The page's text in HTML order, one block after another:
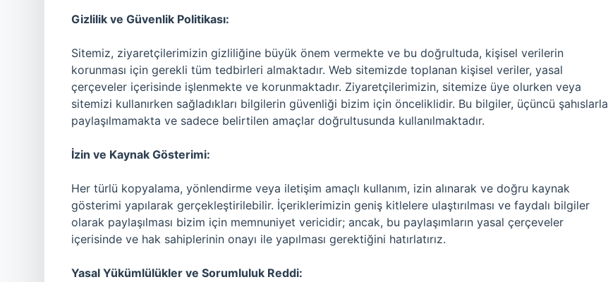
Gizlilik ve Güvenlik Politikası:
Sitemiz, ziyaretçilerimizin gizliliğine büyük önem vermekte ve bu doğrultuda, kişisel verilerin
korunması için gerekli tüm tedbirleri almaktadır. Web sitemizde toplanan kişisel veriler, yasal
çerçeveler içerisinde işlenmekte ve korunmaktadır. Ziyaretçilerimizin, sitemize üye olurken veya
sitemizi kullanırken sağladıkları bilgilerin güvenliği bizim için önceliklidir. Bu bilgiler, üçüncü şahıslarla
paylaşılmamakta ve sadece belirtilen amaçlar doğrultusunda kullanılmaktadır.
İzin ve Kaynak Gösterimi:
Her türlü kopyalama, yönlendirme veya iletişim amaçlı kullanım, izin alınarak ve doğru kaynak
gösterimi yapılarak gerçekleştirilebilir. İçeriklerimizin geniş kitlelere ulaştırılması ve faydalı bilgiler
olarak paylaşılması bizim için memnuniyet vericidir; ancak, bu paylaşımların yasal çerçeveler
içerisinde ve hak sahiplerinin onayı ile yapılması gerektiğini hatırlatırız.
Yasal Yükümlülükler ve Sorumluluk Reddi: